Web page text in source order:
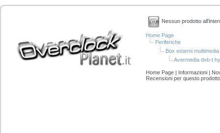
Nessun prodotto
Home Page
Periferiche
Box esterni multimedia
Avermedia dvb-t
Home Page | Informazioni |
Recensioni per questo